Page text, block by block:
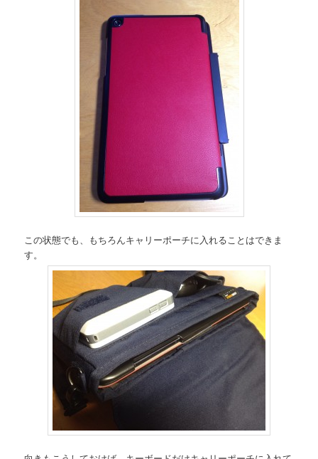
この状態でも、もちろんキャリーポーチに入れることはできま
す。